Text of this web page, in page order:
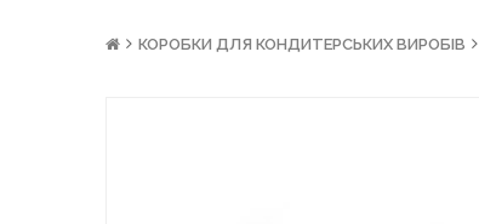
КОРОБКИ ДЛЯ КОНДИТЕРСЬКИХ ВИРОБІВ